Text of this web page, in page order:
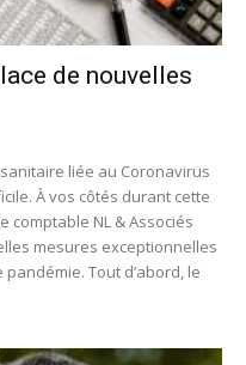
de nouvelles
liée au Coronavirus
À vos côtés durant cette
NL & Associés
mesures exceptionnelles
Tout d’abord, le